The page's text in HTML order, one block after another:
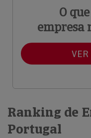
O
empresa
VER
Ranking de
Portugal